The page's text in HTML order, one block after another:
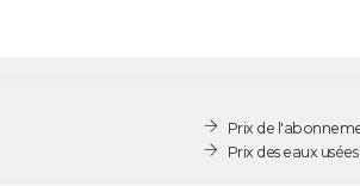
Prix de
Prix des eaux usées